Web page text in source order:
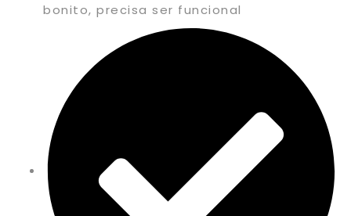
bonito, precisa ser funcional